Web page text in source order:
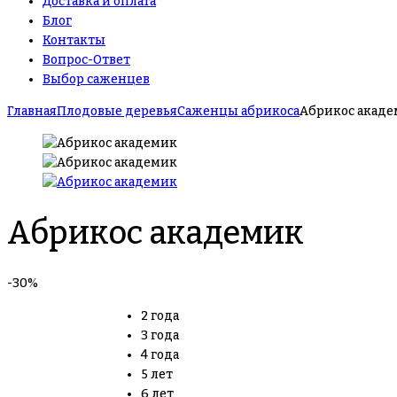
Блог
Контакты
Вопрос-Ответ
Выбор саженцев
ГлавнаяПлодовые деревьяСаженцы абрикосаАбрикос
Абрикос академик
-30%
2 года
3 года
4 года
5 лет